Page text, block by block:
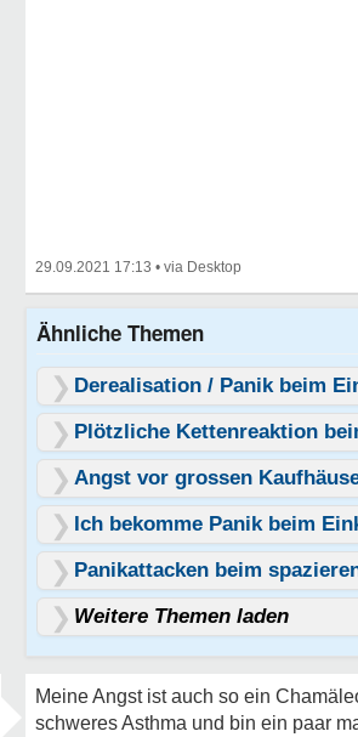
29.09.2021 17:13 •
Ähnliche Themen
Derealisation / Panik beim
Plötzliche Kettenreaktion
Angst vor grossen
Ich bekomme Panik beim
Panikattacken beim
Weitere Themen laden
Meine Angst ist auch so ein
schweres Asthma und bin ein paar